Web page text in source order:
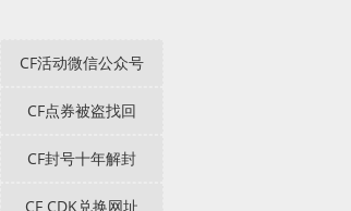
CF活动微信公众号
CF点券被盗找回
CF封号十年解封
CF CDK兑换网址